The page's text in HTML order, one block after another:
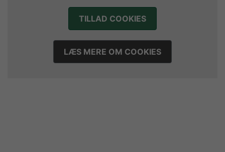
TILLAD COOKIES
LÆS MERE OM COOKIES